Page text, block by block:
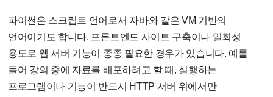
파이썬은 스크립트 언어로서 자바와 같은 VM 기반의
언어이기도 합니다. 프론트엔드 사이트 구축이나 일회성
용도로 웹 서버 기능이 종종 필요한 경우가 있습니다. 예를
들어 강의 중에 자료를 배포하려고 할 때, 실행하는
프로그램이나 기능이 반드시 HTTP 서버 위에서만